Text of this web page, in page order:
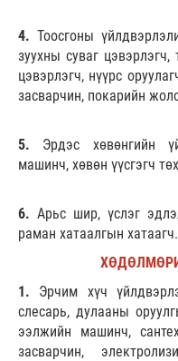
4. Тоосгоны
зуухны суваг цэвэрлэгч,
цэвэрлэгч, нүүрс
засварчин, покарийн
5. Эрдэс хөвөнгийн
машинч, хөвөн үүсгэгч
6. Арьс шир, үслэг
раман хатаалгын хатаагч.
1. Эрчим хүч
слесарь, дулааны
ээлжийн машинч,
засварчин,